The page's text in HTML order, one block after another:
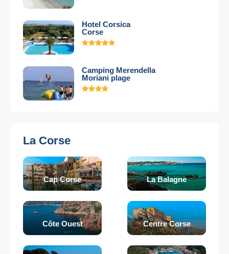
Hotel Corsica
Corse
Camping Merendella
Moriani plage
La Corse
Cap Corse La Balagne
Côte Ouest Centre Corse